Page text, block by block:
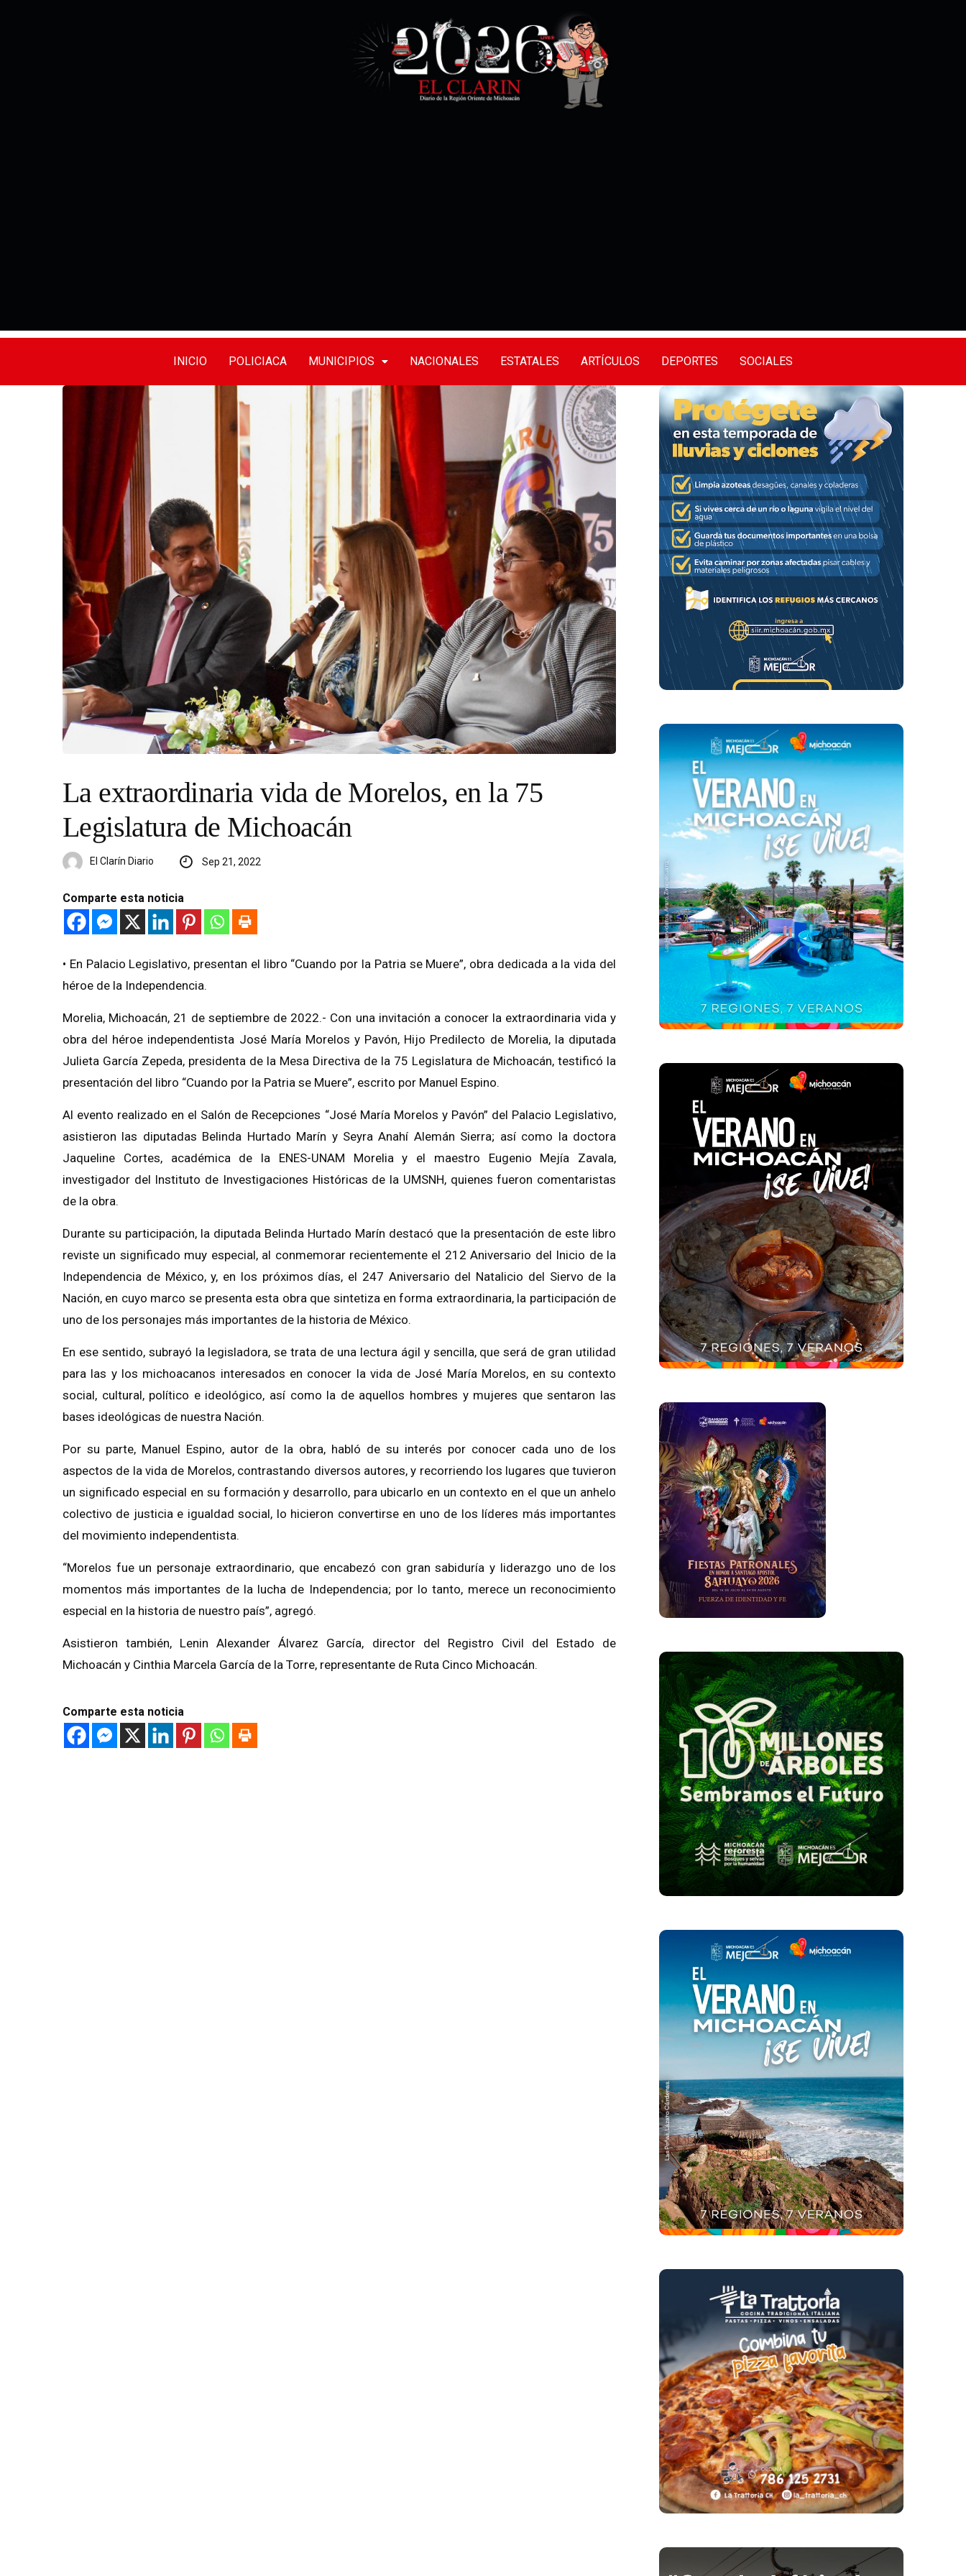
INICIO POLICIACA MUNICIPIOS NACIONALES ESTATALES ARTÍCULOS DEPORTES SOCIALES
La extraordinaria vida de Morelos, en la 75
Legislatura de Michoacán
El Clarín Diario Sep 21, 2022
Comparte esta noticia
• En Palacio Legislativo, presentan el libro “Cuando por la Patria se Muere”, obra dedicada a la vida del
héroe de la Independencia.
Morelia, Michoacán, 21 de septiembre de 2022.- Con una invitación a conocer la extraordinaria vida y
obra del héroe independentista José María Morelos y Pavón, Hijo Predilecto de Morelia, la diputada
Julieta García Zepeda, presidenta de la Mesa Directiva de la 75 Legislatura de Michoacán, testificó la
presentación del libro “Cuando por la Patria se Muere”, escrito por Manuel Espino.
Al evento realizado en el Salón de Recepciones “José María Morelos y Pavón” del Palacio Legislativo,
asistieron las diputadas Belinda Hurtado Marín y Seyra Anahí Alemán Sierra; así como la doctora
Jaqueline Cortes, académica de la ENES-UNAM Morelia y el maestro Eugenio Mejía Zavala,
investigador del Instituto de Investigaciones Históricas de la UMSNH, quienes fueron comentaristas
de la obra.
Durante su participación, la diputada Belinda Hurtado Marín destacó que la presentación de este libro
reviste un significado muy especial, al conmemorar recientemente el 212 Aniversario del Inicio de la
Independencia de México, y, en los próximos días, el 247 Aniversario del Natalicio del Siervo de la
Nación, en cuyo marco se presenta esta obra que sintetiza en forma extraordinaria, la participación de
uno de los personajes más importantes de la historia de México.
En ese sentido, subrayó la legisladora, se trata de una lectura ágil y sencilla, que será de gran utilidad
para las y los michoacanos interesados en conocer la vida de José María Morelos, en su contexto
social, cultural, político e ideológico, así como la de aquellos hombres y mujeres que sentaron las
bases ideológicas de nuestra Nación.
Por su parte, Manuel Espino, autor de la obra, habló de su interés por conocer cada uno de los
aspectos de la vida de Morelos, contrastando diversos autores, y recorriendo los lugares que tuvieron
un significado especial en su formación y desarrollo, para ubicarlo en un contexto en el que un anhelo
colectivo de justicia e igualdad social, lo hicieron convertirse en uno de los líderes más importantes
del movimiento independentista.
“Morelos fue un personaje extraordinario, que encabezó con gran sabiduría y liderazgo uno de los
momentos más importantes de la lucha de Independencia; por lo tanto, merece un reconocimiento
especial en la historia de nuestro país”, agregó.
Asistieron también, Lenin Alexander Álvarez García, director del Registro Civil del Estado de
Michoacán y Cinthia Marcela García de la Torre, representante de Ruta Cinco Michoacán.
Comparte esta noticia